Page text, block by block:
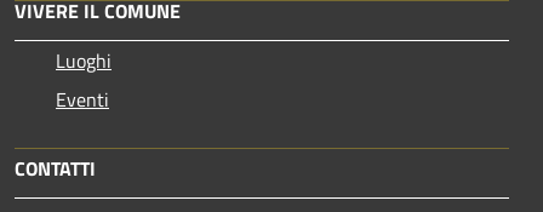
VIVERE IL COMUNE
Luoghi
Eventi
CONTATTI